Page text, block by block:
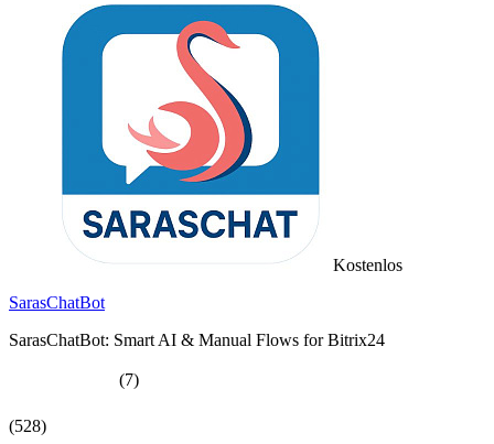
Kostenlos
SarasChatBot
SarasChatBot: Smart AI & Manual Flows for Bitrix24
(7)
(528)